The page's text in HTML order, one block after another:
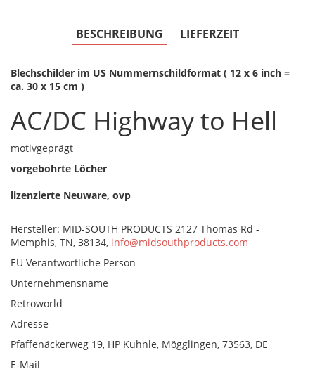
BESCHREIBUNG LIEFERZEIT
Blechschilder im US Nummernschildformat ( 12 x 6 inch =
ca. 30 x 15 cm )
AC/DC Highway to Hell
motivgeprägt
vorgebohrte Löcher
lizenzierte Neuware, ovp
Hersteller: MID-SOUTH PRODUCTS 2127 Thomas Rd -
Memphis, TN, 38134, info@midsouthproducts.com
EU Verantwortliche Person
Unternehmensname
Retroworld
Adresse
Pfaffenäckerweg 19, HP Kuhnle, Mögglingen, 73563, DE
E-Mail